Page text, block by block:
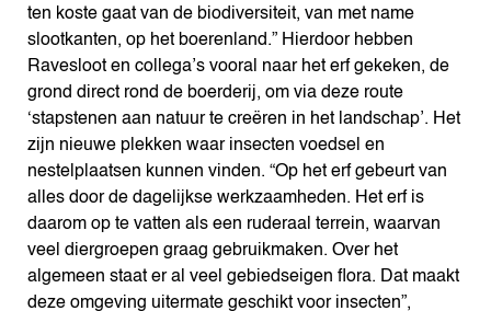
ten koste gaat van de biodiversiteit, van met name
slootkanten, op het boerenland.” Hierdoor hebben
Ravesloot en collega’s vooral naar het erf gekeken, de
grond direct rond de boerderij, om via deze route
‘stapstenen aan natuur te creëren in het landschap’. Het
zijn nieuwe plekken waar insecten voedsel en
nestelplaatsen kunnen vinden. “Op het erf gebeurt van
alles door de dagelijkse werkzaamheden. Het erf is
daarom op te vatten als een ruderaal terrein, waarvan
veel diergroepen graag gebruikmaken. Over het
algemeen staat er al veel gebiedseigen flora. Dat maakt
deze omgeving uitermate geschikt voor insecten”,